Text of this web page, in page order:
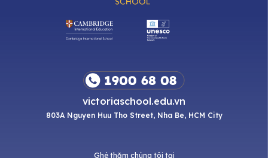
victoriaschool.edu.vn
803A Nguyen Huu Tho Street, Nha Be, HCM City
Ghé thăm chúng tôi tại